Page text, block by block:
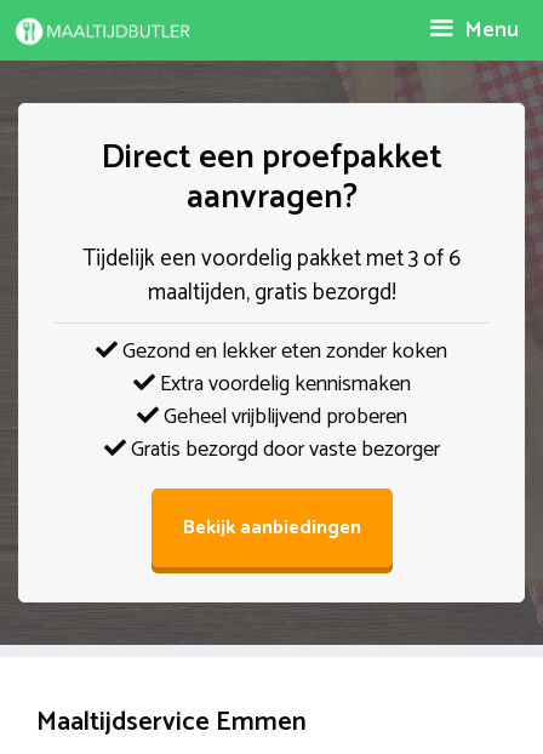
Spring
naar
Menu
Direct een proefpakket
aanvragen?
Tijdelijk een voordelig pakket met 3 of 6
maaltijden, gratis bezorgd!
Gezond en lekker eten zonder koken
Extra voordelig kennismaken
Geheel vrijblijvend proberen
Gratis bezorgd door vaste bezorger
Bekijk aanbiedingen
Maaltijdservice Emmen